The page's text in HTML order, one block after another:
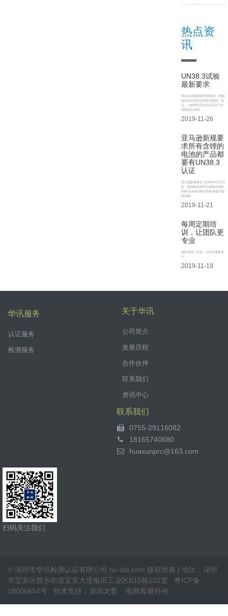
热点资
讯
UN38.3试验
最新要求
2019-2020版国际民航组织《危险
物品安全航空运输技术细则》规
定， 2003年6月30日以后生产的
锂电池芯或锂..
2019-11-26
亚马逊新规要
求所有含锂的
电池的产品都
要有UN38.3
认证
亚马逊新规要求 从2020年1月1日
起，电池制造商和分销商必须按
照称为UN38.3联合国标准提供锂
电池测..
2019-11-21
每周定期培
训，让团队更
专业
团队每周二培训，以专业服务客
户
2019-11-19
华讯服务
认证服务
检测服务
关于华讯
公司简介
发展历程
合作伙伴
联系我们
资讯中心
联系我们
0755-29116082
18165740680
huaxunprc@163.com
扫码关注我们
© 深圳市华讯检测认证有限公司 hx-lab.com 版权所有 | 地址：深圳
市宝安区西乡街道宝安大道银田工业区B15栋101室
粤ICP备
18006654号 技术支持： 深圳龙擎 电商客服外包